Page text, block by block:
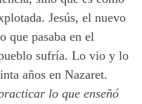
Jesús, el nuevo
que pasaba en el
sufría. Lo vio y lo
años en Nazaret.
lo que enseñó